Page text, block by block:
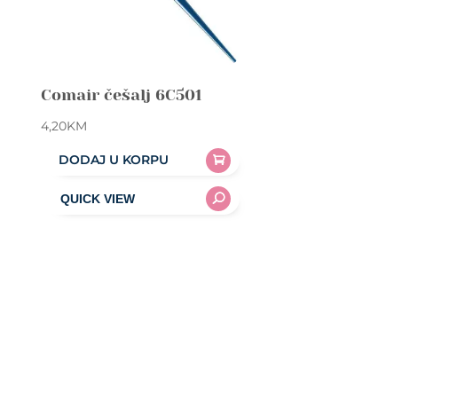
Comair češalj 6C501
4,20KM
DODAJ U KORPU